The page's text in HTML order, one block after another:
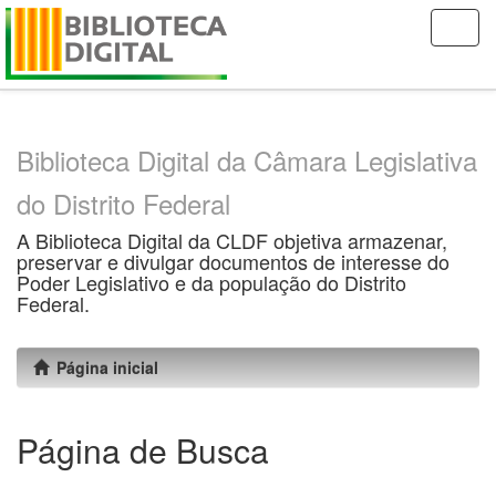
Skip
Biblioteca Digital da Câmara Legislativa
do Distrito Federal
A Biblioteca Digital da CLDF objetiva armazenar,
preservar e divulgar documentos de interesse do
Poder Legislativo e da população do Distrito
Federal.
Página inicial
Página de Busca